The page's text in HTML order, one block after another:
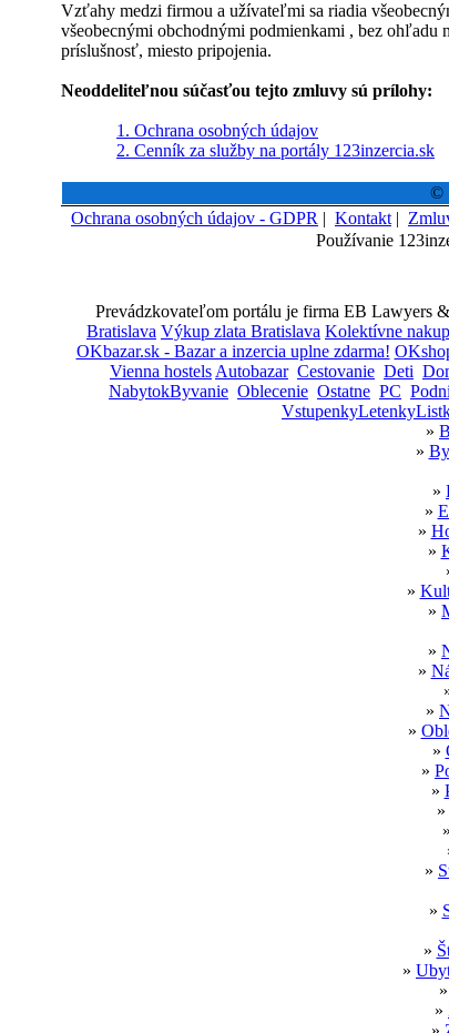
Vzťahy medzi firmou a užívateľmi sa riadia
všeobecnými obchodnými podmienkami , bez ohľadu
príslušnosť, miesto pripojenia.
Neoddeliteľnou súčasťou tejto zmluvy sú prílohy:
1. Ochrana osobných údajov
2. Cenník za služby na portály 123inzercia.sk
©
Ochrana osobných údajov - GDPR | Kontakt |
Používanie
Prevádzkovateľom portálu je firma EB Lawyers &
Bratislava Výkup zlata Bratislava Kolektívne
OKbazar.sk - Bazar a inzercia uplne zdarma!
Vienna hostels Autobazar Cestovanie Deti
NabytokByvanie Oblecenie Ostatne PC
»
»
»
»
»
»
»
»
»
»
»
»
»
»
»
»
»
»
»
»
»
»
»